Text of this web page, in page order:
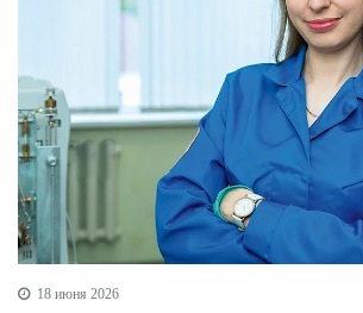
18 июня 2026